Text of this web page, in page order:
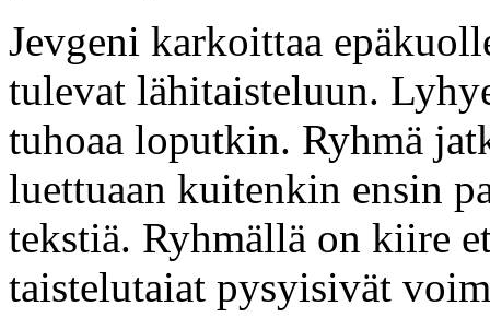
Jevgeni karkoittaa
tulevat lähitaisteluun.
tuhoaa loputkin. Ryhmä
luettuaan kuitenkin ensin
tekstiä. Ryhmällä on kiire
taistelutaiat pysyisivät